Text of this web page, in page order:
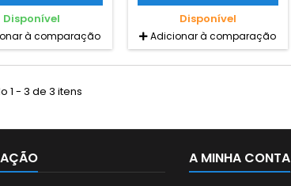
Disponível
à comparação
Disponível
Adicionar à comparação
1 - 3 de 3 itens
A MINHA CONTA